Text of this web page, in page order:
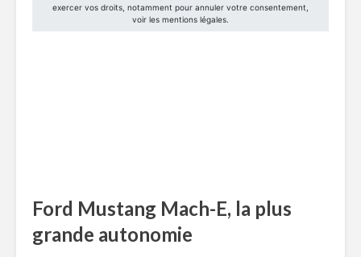
Ford Mustang Mach-E, la plus
grande autonomie